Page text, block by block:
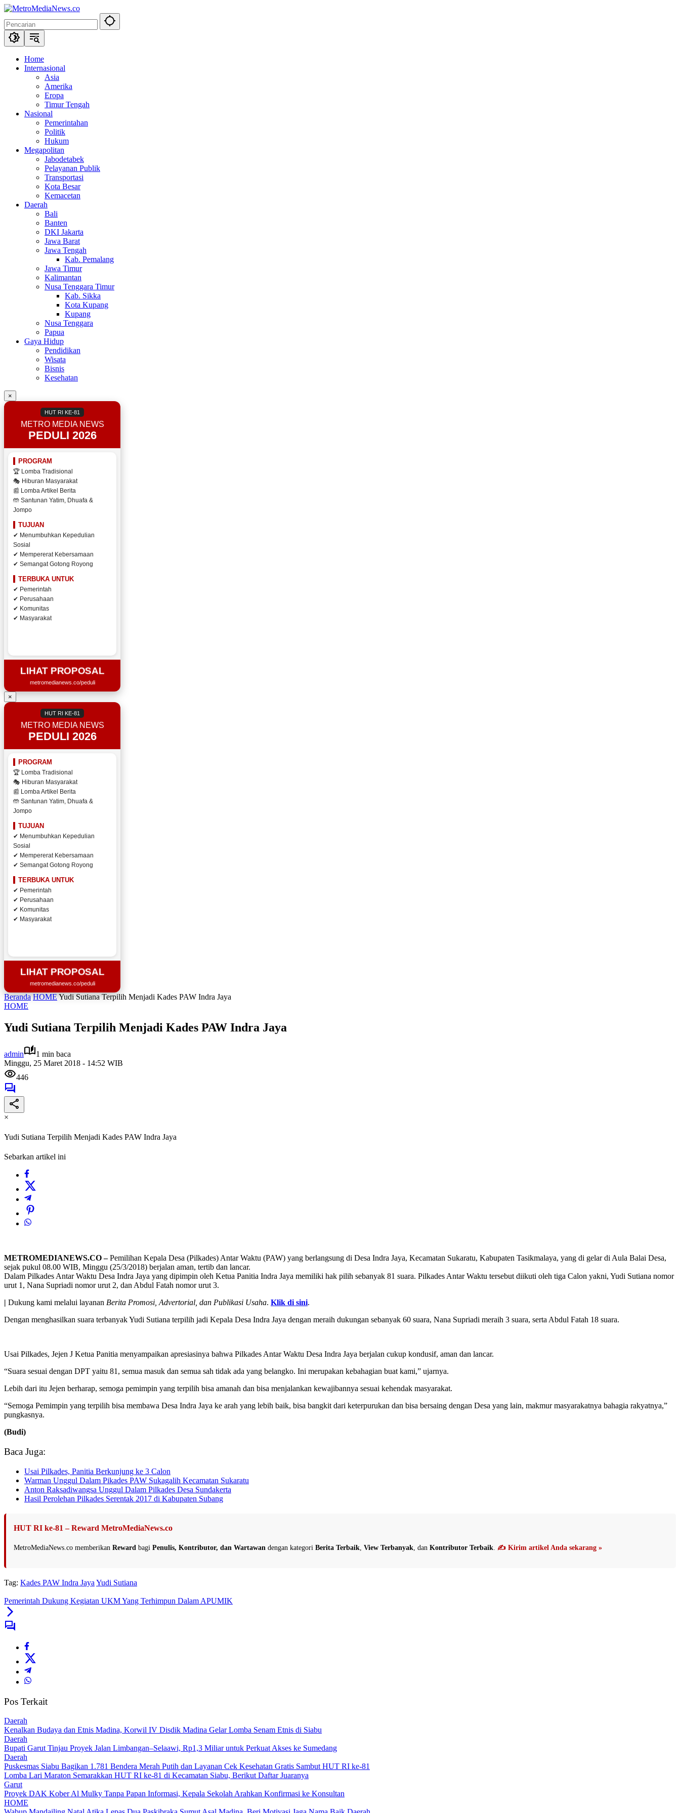
Langsung
konten
Home
Internasional
Asia
Amerika
Eropa
Timur Tengah
Nasional
Pemerintahan
Politik
Hukum
Megapolitan
Jabodetabek
Pelayanan Publik
Transportasi
Kota Besar
Kemacetan
Daerah
Bali
Banten
DKI Jakarta
Jawa Barat
Jawa Tengah
Kab. Pemalang
Jawa Timur
Kalimantan
Nusa Tenggara Timur
Kab. Sikka
Kota Kupang
Kupang
Nusa Tenggara
Papua
Gaya Hidup
Pendidikan
Wisata
Bisnis
Kesehatan
×
HUT RI KE-81
METRO MEDIA NEWS
PEDULI 2026
PROGRAM
🏆 Lomba Tradisional
🎭 Hiburan Masyarakat
📰 Lomba Artikel Berita
🤲 Santunan Yatim, Dhuafa &
Jompo
TUJUAN
✔ Menumbuhkan Kepedulian
Sosial
✔ Mempererat Kebersamaan
✔ Semangat Gotong Royong
TERBUKA UNTUK
✔ Pemerintah
✔ Perusahaan
✔ Komunitas
✔ Masyarakat
LIHAT PROPOSAL
metromedianews.co/peduli
×
HUT RI KE-81
METRO MEDIA NEWS
PEDULI 2026
PROGRAM
🏆 Lomba Tradisional
🎭 Hiburan Masyarakat
📰 Lomba Artikel Berita
🤲 Santunan Yatim, Dhuafa &
Jompo
TUJUAN
✔ Menumbuhkan Kepedulian
Sosial
✔ Mempererat Kebersamaan
✔ Semangat Gotong Royong
TERBUKA UNTUK
✔ Pemerintah
✔ Perusahaan
✔ Komunitas
✔ Masyarakat
LIHAT PROPOSAL
metromedianews.co/peduli
Beranda HOMEYudi Sutiana Terpilih Menjadi Kades PAW Indra Jaya
HOME
Yudi Sutiana Terpilih Menjadi Kades PAW Indra Jaya
admin
1 min baca
Minggu, 25 Maret 2018 - 14:52 WIB
446
×
Yudi Sutiana Terpilih Menjadi Kades PAW Indra Jaya
Sebarkan artikel ini
METROMEDIANEWS.CO –Pemilihan Kepala Desa (Pilkades) Antar Waktu (PAW) yang berlangsung di Desa Indra Jaya, Kecamatan Sukaratu, Kabupaten Tasikmalaya, yang di gelar di Aula Balai Desa,
sejak pukul 08.00 WIB, Minggu (25/3/2018) berjalan aman, tertib dan lancar.
Dalam Pilkades Antar Waktu Desa Indra Jaya yang dipimpin oleh Ketua Panitia Indra Jaya memiliki hak pilih sebanyak 81 suara. Pilkades Antar Waktu tersebut diikuti oleh tiga Calon yakni, Yudi Sutiana nomor
urut 1, Nana Supriadi nomor urut 2, dan Abdul Fatah nomor urut 3.
| Dukung kami melalui layanan Berita Promosi, Advertorial, dan Publikasi Usaha. Klik di sini.
Dengan menghasilkan suara terbanyak Yudi Sutiana terpilih jadi Kepala Desa Indra Jaya dengan meraih dukungan sebanyak 60 suara, Nana Supriadi meraih 3 suara, serta Abdul Fatah 18 suara.
Usai Pilkades, Jejen J Ketua Panitia menyampaikan apresiasinya bahwa Pilkades Antar Waktu Desa Indra Jaya berjalan cukup kondusif, aman dan lancar.
“Suara sesuai dengan DPT yaitu 81, semua masuk dan semua sah tidak ada yang belangko. Ini merupakan kebahagian buat kami,” ujarnya.
Lebih dari itu Jejen berharap, semoga pemimpin yang terpilih bisa amanah dan bisa menjalankan kewajibannya sesuai kehendak masyarakat.
“Semoga Pemimpin yang terpilih bisa membawa Desa Indra Jaya ke arah yang lebih baik, bisa bangkit dari keterpurukan dan bisa bersaing dengan Desa yang lain, makmur masyarakatnya bahagia rakyatnya,”
pungkasnya.
(Budi)
Baca Juga:
Usai Pilkades, Panitia Berkunjung ke 3 Calon
Warman Unggul Dalam Pikades PAW Sukagalih Kecamatan Sukaratu
Anton Raksadiwangsa Unggul Dalam Pilkades Desa Sundakerta
Hasil Perolehan Pilkades Serentak 2017 di Kabupaten Subang
HUT RI ke-81 – Reward MetroMediaNews.co
MetroMediaNews.co memberikan Reward bagi Penulis, Kontributor, dan Wartawan dengan kategori Berita Terbaik View Terbanyak , dan Kontributor Terbaik ✍️ Kirim artikel Anda sekarang »
Tag: Kades PAW Indra Jaya Yudi Sutiana
Pemerintah Dukung Kegiatan UKM Yang Terhimpun Dalam APUMIK
Pos Terkait
Daerah
Kenalkan Budaya dan Etnis Madina, Korwil IV Disdik Madina Gelar Lomba Senam Etnis di Siabu
Daerah
Bupati Garut Tinjau Proyek Jalan Limbangan–Selaawi, Rp1,3 Miliar untuk Perkuat Akses ke Sumedang
Daerah
Puskesmas Siabu Bagikan 1.781 Bendera Merah Putih dan Layanan Cek Kesehatan Gratis Sambut HUT RI ke-81
Lomba Lari Maraton Semarakkan HUT RI ke-81 di Kecamatan Siabu, Berikut Daftar Juaranya
Garut
Proyek DAK Kober Al Mulky Tanpa Papan Informasi, Kepala Sekolah Arahkan Konfirmasi ke Konsultan
HOME